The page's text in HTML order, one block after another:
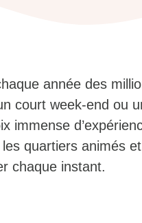
année des
court week-end ou
immense
quartiers animés
chaque instant.